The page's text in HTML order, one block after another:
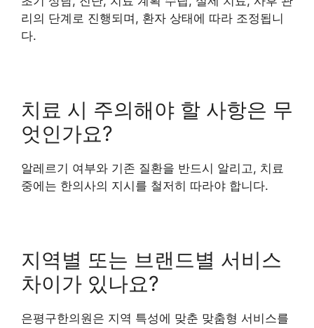
리의 단계로 진행되며, 환자 상태에 따라 조정됩니
다.
치료 시 주의해야 할 사항은 무
엇인가요?
알레르기 여부와 기존 질환을 반드시 알리고, 치료
중에는 한의사의 지시를 철저히 따라야 합니다.
지역별 또는 브랜드별 서비스
차이가 있나요?
은평구한의원은 지역 특성에 맞춘 맞춤형 서비스를